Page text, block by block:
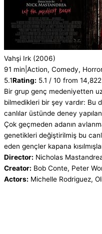
Vahşi Irk (2006)
91 min Action, Comedy,
5.1Rating: 5.1 / 10 from
Bir grup genç medeniyetten
bilmedikleri bir şey vardır: Bu
canlılar üstünde deney
Çok geçmeden adanın
genetikleri değiştirilmiş bu
eden gençler kapana
Director: Nicholas
Creator: Bob Conte, Peter
Actors: Michelle Rodriguez,